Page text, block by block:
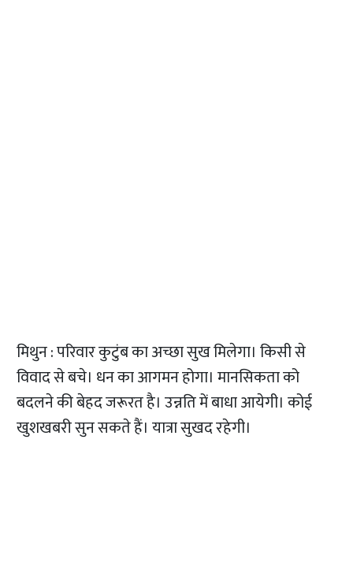
मिथुन : परिवार कुटुंब का अच्छा सुख मिलेगा। किसी से
विवाद से बचे। धन का आगमन होगा। मानसिकता को
बदलने की बेहद जरूरत है। उन्नति में बाधा आयेगी। कोई
खुशखबरी सुन सकते हैं। यात्रा सुखद रहेगी।